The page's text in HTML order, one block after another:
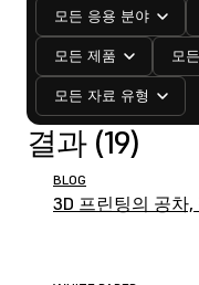
모든 응용 분야
모든 제품 모
모든 자료 유형
결과 (19)
BLOG
3D 프린팅의 공차